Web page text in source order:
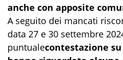
anche con apposite
A seguito dei mancati
data 27 e 30 settembre
puntualecontestazione